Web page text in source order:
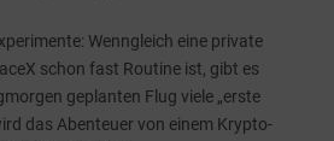
Wenngleich eine private
schon fast Routine ist, gibt es
geplanten Flug viele „erste
das Abenteuer von einem Krypto-